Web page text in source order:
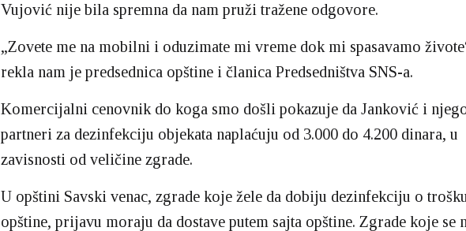
Vujović nije bila spremna da nam pruži tražene odgovore.
„Zovete me na mobilni i oduzimate mi vreme dok mi spasavamo
rekla nam je predsednica opštine i članica Predsedništva SNS-a.
Komercijalni cenovnik do koga smo došli pokazuje da Janković i
partneri za dezinfekciju objekata naplaćuju od 3.000 do 4.200 dinara, u
zavisnosti od veličine zgrade.
U opštini Savski venac, zgrade koje žele da dobiju dezinfekciju o trošku
opštine, prijavu moraju da dostave putem sajta opštine. Zgrade koje se